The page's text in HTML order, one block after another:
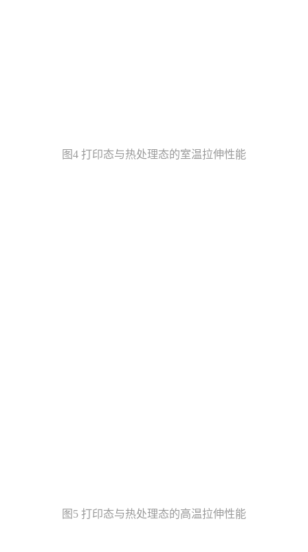
图4 打印态与热处理态的室温拉伸性能
图5 打印态与热处理态的高温拉伸性能